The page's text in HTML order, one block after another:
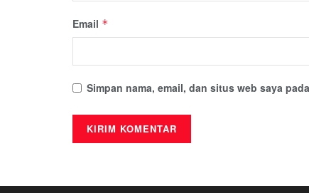
Email *
Simpan nama, email, dan situs web saya